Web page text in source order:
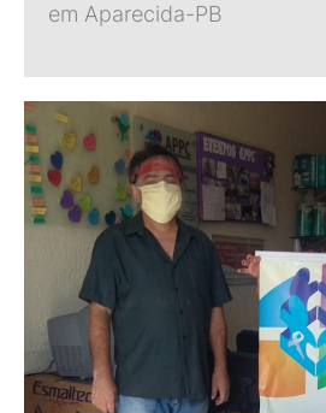
em Aparecida-PB